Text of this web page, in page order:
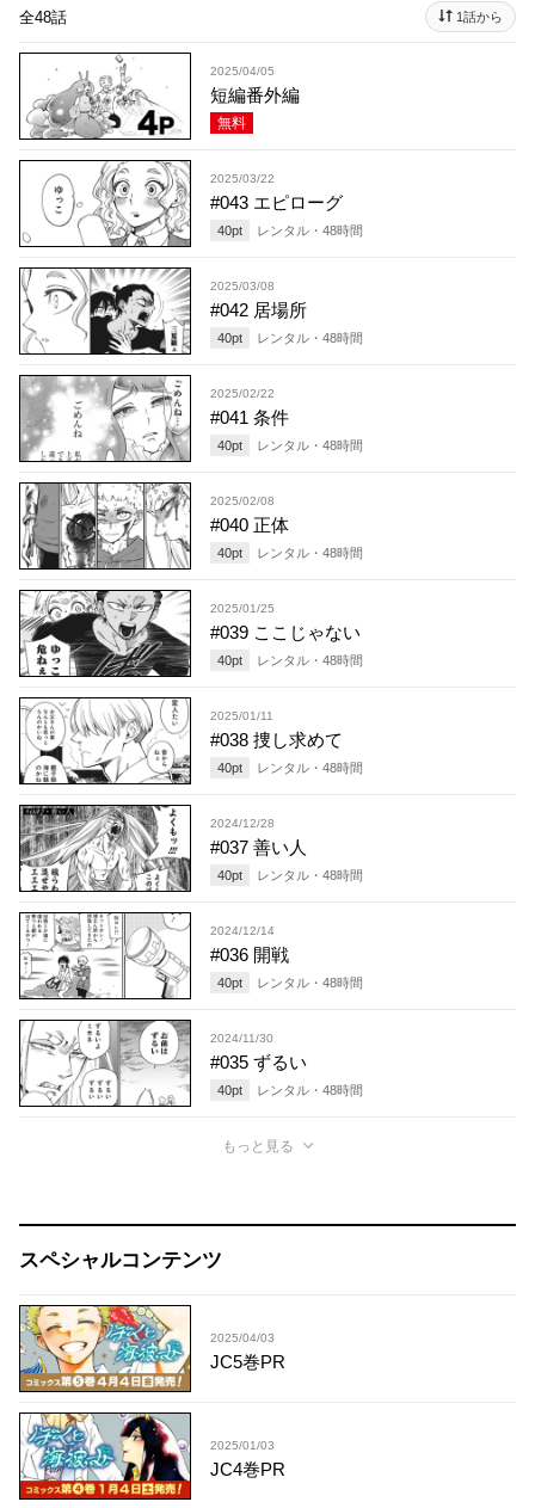
全48話 1話から
2025/04/05
短編番外編
無料
2025/03/22
#043 エピローグ
40pt レンタル・ 48時間
2025/03/08
#042 居場所
40pt レンタル・ 48時間
2025/02/22
#041 条件
40pt レンタル・ 48時間
2025/02/08
#040 正体
40pt レンタル・ 48時間
2025/01/25
#039 ここじゃない
40pt レンタル・ 48時間
2025/01/11
#038 捜し求めて
40pt レンタル・ 48時間
2024/12/28
#037 善い人
40pt レンタル・ 48時間
2024/12/14
#036 開戦
40pt レンタル・ 48時間
2024/11/30
#035 ずるい
40pt レンタル・ 48時間
もっと見る
スペシャルコンテンツ
2025/04/03
JC5巻PR
2025/01/03
JC4巻PR